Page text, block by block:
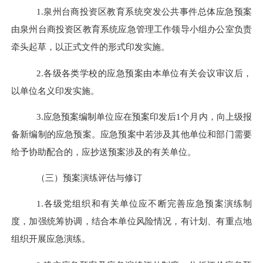
1.泉州台商投资区教育系统突发公共事件总体应急预案
由泉州台商投资区教育系统应急管理工作领导小组办公室负责
牵头起草， 以正式文件的形式印发实施。
2.各级各类学校的应急预案由本单位有关会议审议后 ，
以单位名义印发实施。
3.应急预案编制单位应在预案印发后1个月内，向上级报
备新编制的应急预案。应急预案中若涉及其他单位和部门需要
给予协助配合的，应抄送预案涉及的有关单位。
（三）预案演练评估与修订
1.各级党组织和有关单位应不断完善应急预案演练制
度，加强统筹协调，结合本单位风险情况，有计划、有重点地
组织开展应急演练。